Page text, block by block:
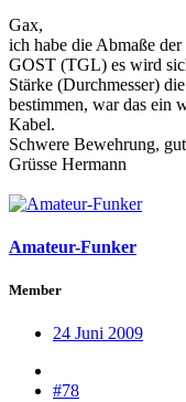
Gax,
ich habe die Abmaße
GOST (TGL) es wird
Stärke (Durchmesser)
bestimmen, war das ein
Kabel.
Schwere Bewehrung,
Grüsse Hermann
Amateur-Funker
Member
24 Juni 2009
#78